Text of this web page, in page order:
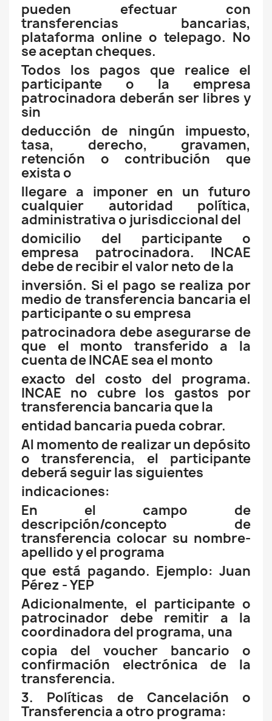
pueden efectuar con
transferencias bancarias,
plataforma online o telepago. No
se aceptan cheques.
Todos los pagos que realice el
participante o la empresa
patrocinadora deberán ser libres y
sin
deducción de ningún impuesto,
tasa, derecho, gravamen,
retención o contribución que
exista o
llegare a imponer en un futuro
cualquier autoridad política,
administrativa o jurisdiccional del
domicilio del participante o
empresa patrocinadora. INCAE
debe de recibir el valor neto de la
inversión. Si el pago se realiza por
medio de transferencia bancaria el
participante o su empresa
patrocinadora debe asegurarse de
que el monto transferido a la
cuenta de INCAE sea el monto
exacto del costo del programa.
INCAE no cubre los gastos por
transferencia bancaria que la
entidad bancaria pueda cobrar.
Al momento de realizar un depósito
o transferencia, el participante
deberá seguir las siguientes
indicaciones:
En el campo de
descripción/concepto de
transferencia colocar su nombre-
apellido y el programa
que está pagando. Ejemplo: Juan
Pérez - YEP
Adicionalmente, el participante o
patrocinador debe remitir a la
coordinadora del programa, una
copia del voucher bancario o
confirmación electrónica de la
transferencia.
3. Políticas de Cancelación o
Transferencia a otro programa: